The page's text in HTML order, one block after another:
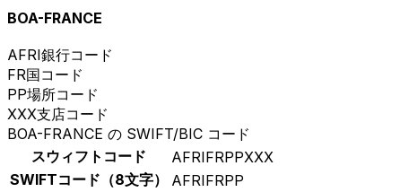
BOA-FRANCE
AFRI銀行コード
FR国コード
PP場所コード
XXX支店コード
BOA-FRANCE の SWIFT/BIC コード
スウィフトコード
AFRIFRPPXXX
SWIFTコード（8文字）
AFRIFRPP